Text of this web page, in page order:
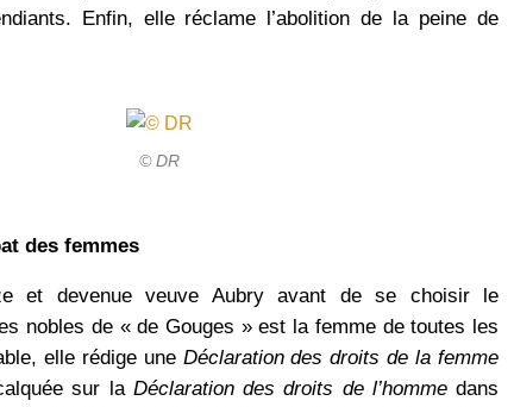
Enfin, elle réclame l’abolition de la peine de
© DR
des femmes
et devenue veuve Aubry avant de se choisir le
nobles de « de Gouges » est la femme de toutes les
elle rédige une Déclaration des droits de la femme
sur la Déclaration des droits de l’hommedans